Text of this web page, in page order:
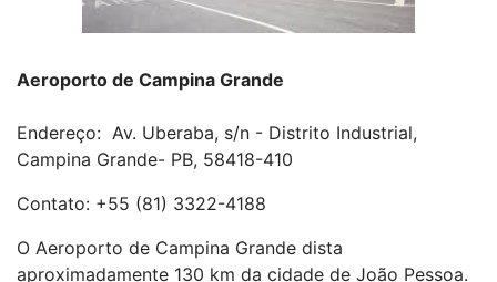
Aeroporto de Campina Grande
Endereço: Av. Uberaba, s/n - Distrito Industrial,
Campina Grande- PB, 58418-410
Contato: +55 (81) 3322-4188
O Aeroporto de Campina Grande dista
aproximadamente 130 km da cidade de João Pessoa.